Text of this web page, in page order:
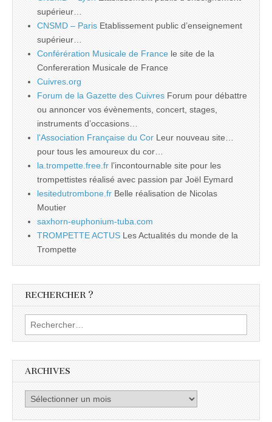
supérieur…
CNSMD – Paris Etablissement public d’enseignement
supérieur…
Conférération Musicale de France le site de la
Confereration Musicale de France
Cuivres.org
Forum de la Gazette des Cuivres Forum pour débattre
ou annoncer vos évènements, concert, stages,
instruments d’occasions…
l'Association Française du Cor Leur nouveau site…
pour tous les amoureux du cor…
la.trompette.free.fr l’incontournable site pour les
trompettistes réalisé avec passion par Joël Eymard
lesitedutrombone.fr Belle réalisation de Nicolas
Moutier
saxhorn-euphonium-tuba.com
TROMPETTE ACTUS Les Actualités du monde de la
Trompette
RECHERCHER ?
Rechercher :
ARCHIVES
Archives